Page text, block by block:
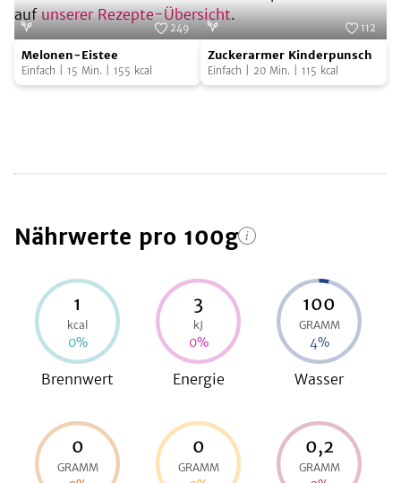
auf unserer Rezepte-Übersicht.
Melonen-
Eistee
249
Melonen-Eistee
Einfach 15 Min. 155 kcal
Zuckerarmer
Kinderpunsch
Foto: SevenCooks
112
Zuckerarmer Kinderpunsch
Einfach 20 Min. 115 kcal
Nährwerte pro 100g
1
kcal
0%
Brennwert
3
kJ
0%
Energie
100
GRAMM
4%
Wasser
0
GRAMM
0
GRAMM
0,2
GRAMM